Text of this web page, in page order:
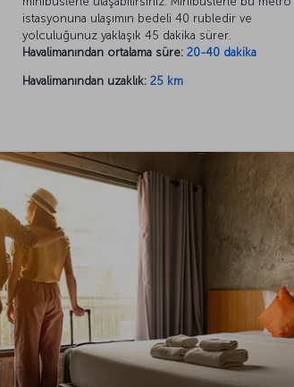
istasyonuna ulaşımın bedeli 40 rubledir ve
yolculuğunuz yaklaşık 45 dakika sürer.
Havalimanından ortalama süre: 20-40 dakika
Havalimanından uzaklık: 25 km